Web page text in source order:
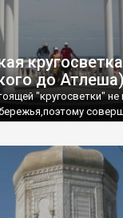
до
"кругосветки" не